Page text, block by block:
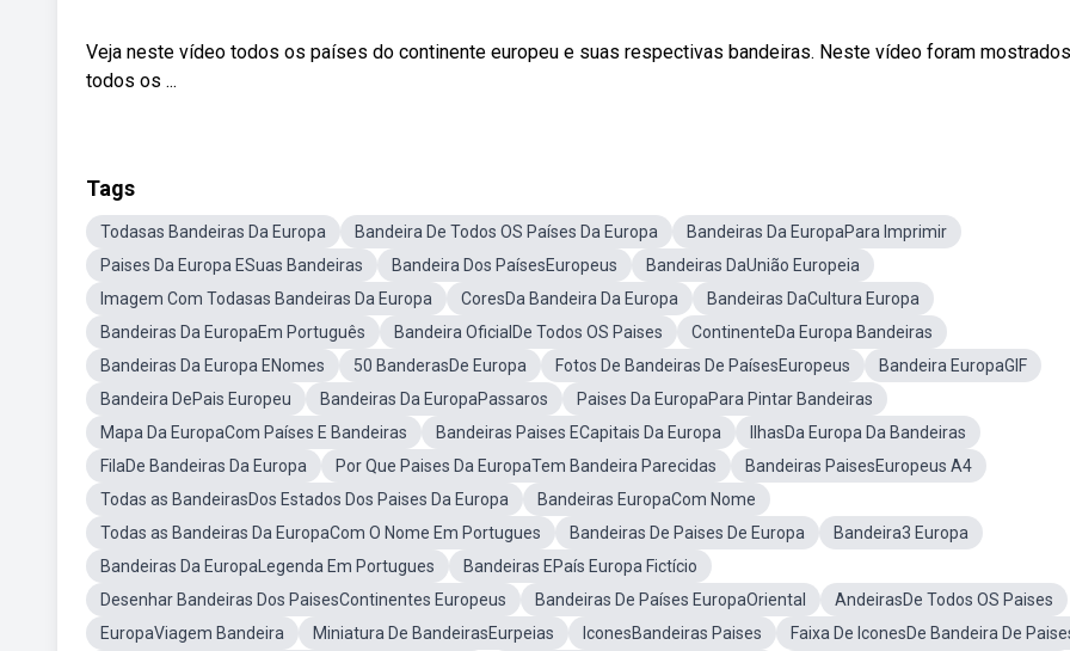
Veja neste vídeo todos os países do continente europeu e suas respectivas bandeiras. Neste vídeo foram mostrados
todos os ...
Tags
Todasas Bandeiras Da Europa Bandeira De Todos OS Países Da Europa
Bandeiras Da EuropaPara Imprimir
Paises Da Europa ESuas Bandeiras
Bandeira Dos PaísesEuropeus
Bandeiras DaUnião Europeia
Imagem Com Todasas Bandeiras Da Europa
CoresDa Bandeira Da Europa
Bandeiras DaCultura Europa
Bandeiras Da EuropaEm Português
Bandeira OficialDe Todos OS Paises
ContinenteDa Europa Bandeiras
Bandeiras Da Europa ENomes
50 BanderasDe Europa Fotos De Bandeiras De PaísesEuropeus
Bandeira EuropaGIF
Bandeira DePais Europeu
Bandeiras Da EuropaPassaros
Paises Da EuropaPara Pintar Bandeiras
Mapa Da EuropaCom Países E Bandeiras
Bandeiras Paises ECapitais Da Europa
IlhasDa Europa Da Bandeiras
FilaDe Bandeiras Da Europa
Por Que Paises Da EuropaTem Bandeira Parecidas
Bandeiras PaisesEuropeus A4
Todas as BandeirasDos Estados Dos Paises Da Europa
Bandeiras EuropaCom Nome
Todas as Bandeiras Da EuropaCom O Nome Em Portugues
Bandeiras De Paises De Europa
Bandeira3 Europa
Bandeiras Da EuropaLegenda Em Portugues
Bandeiras EPaís Europa Fictício
Desenhar Bandeiras Dos PaisesContinentes Europeus
Bandeiras De Países EuropaOriental
AndeirasDe Todos OS Paises
EuropaViagem Bandeira
Miniatura De BandeirasEurpeias IconesBandeiras Paises
Faixa De IconesDe Bandeira De